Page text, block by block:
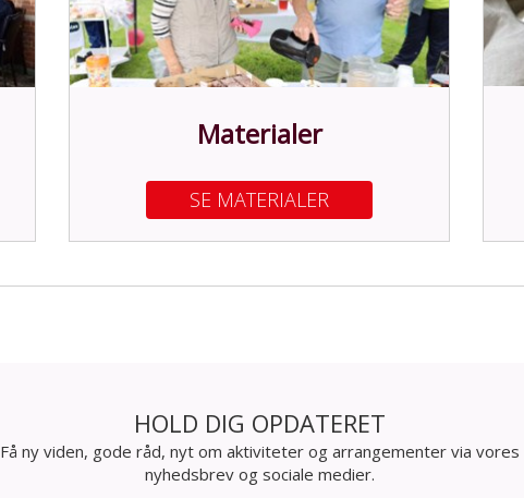
Materialer
SE MATERIALER
HOLD DIG OPDATERET
Få ny viden, gode råd, nyt om aktiviteter og arrangementer via vores
nyhedsbrev og sociale medier.